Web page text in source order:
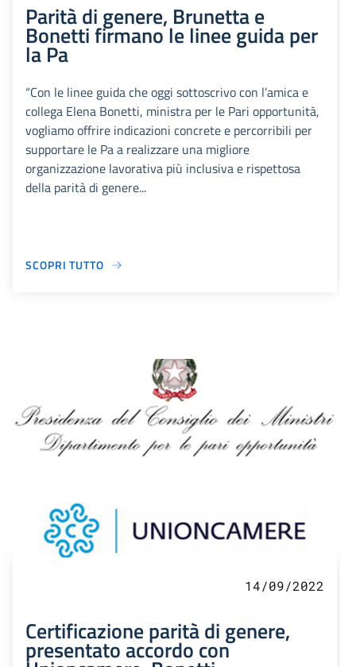
Parità di genere, Brunetta e
Bonetti firmano le linee guida per
la Pa
“Con le linee guida che oggi sottoscrivo con l’amica e
collega Elena Bonetti, ministra per le Pari opportunità,
vogliamo offrire indicazioni concrete e percorribili per
supportare le Pa a realizzare una migliore
organizzazione lavorativa più inclusiva e rispettosa
della parità di genere...
SCOPRI TUTTO
14/09/2022
Certificazione parità di genere,
presentato accordo con